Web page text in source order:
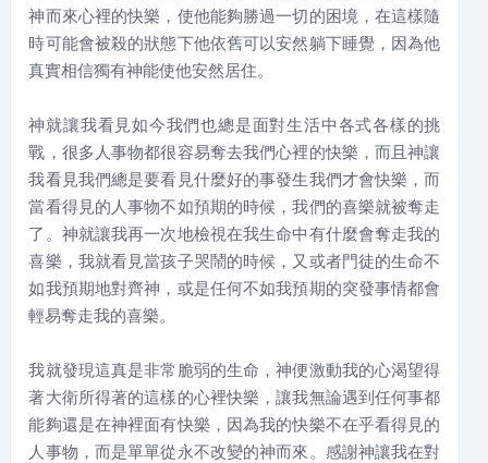
神而來心裡的快樂，使他能夠勝過一切的困境，在這樣隨
時可能會被殺的狀態下他依舊可以安然躺下睡覺，因為他
真實相信獨有神能使他安然居住。
神就讓我看見如今我們也總是面對生活中各式各樣的挑
戰，很多人事物都很容易奪去我們心裡的快樂，而且神讓
我看見我們總是要看見什麼好的事發生我們才會快樂，而
當看得見的人事物不如預期的時候，我們的喜樂就被奪走
了。神就讓我再一次地檢視在我生命中有什麼會奪走我的
喜樂，我就看見當孩子哭鬧的時候，又或者門徒的生命不
如我預期地對齊神，或是任何不如我預期的突發事情都會
輕易奪走我的喜樂。
我就發現這真是非常脆弱的生命，神便激動我的心渴望得
著大衛所得著的這樣的心裡快樂，讓我無論遇到任何事都
能夠還是在神裡面有快樂，因為我的快樂不在乎看得見的
人事物，而是單單從永不改變的神而來。感謝神讓我在對